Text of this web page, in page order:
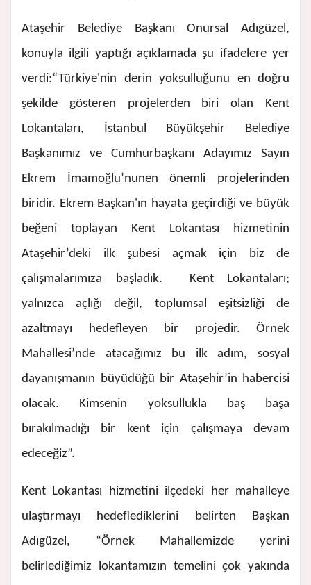
Ataşehir Belediye Başkanı Onursal Adıgüzel,
konuyla ilgili yaptığı açıklamada şu ifadelere yer
verdi:“Türkiye'nin derin yoksulluğunu en doğru
şekilde gösteren projelerden biri olan Kent
Lokantaları, İstanbul Büyükşehir Belediye
Başkanımız ve Cumhurbaşkanı Adayımız Sayın
Ekrem İmamoğlu’nunen önemli projelerinden
biridir. Ekrem Başkan'ın hayata geçirdiği ve büyük
beğeni toplayan Kent Lokantası hizmetinin
Ataşehir’deki ilk şubesi açmak için biz de
çalışmalarımıza başladık. Kent Lokantaları;
yalnızca açlığı değil, toplumsal eşitsizliği de
azaltmayı hedefleyen bir projedir. Örnek
Mahallesi’nde atacağımız bu ilk adım, sosyal
dayanışmanın büyüdüğü bir Ataşehir’in habercisi
olacak. Kimsenin yoksullukla baş başa
bırakılmadığı bir kent için çalışmaya devam
edeceğiz”.
Kent Lokantası hizmetini ilçedeki her mahalleye
ulaştırmayı hedeflediklerini belirten Başkan
Adıgüzel, “Örnek Mahallemizde yerini
belirlediğimiz lokantamızın temelini çok yakında